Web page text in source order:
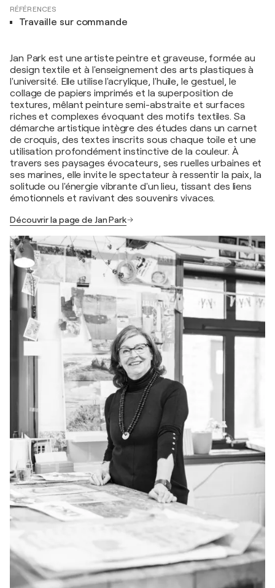
RÉFÉRENCES
Travaille sur commande
Jan Park est une artiste peintre et graveuse, formée au
design textile et à l'enseignement des arts plastiques à
l'université. Elle utilise l'acrylique, l'huile, le gestuel, le
collage de papiers imprimés et la superposition de
textures, mêlant peinture semi-abstraite et surfaces
riches et complexes évoquant des motifs textiles. Sa
démarche artistique intègre des études dans un carnet
de croquis, des textes inscrits sous chaque toile et une
utilisation profondément instinctive de la couleur. À
travers ses paysages évocateurs, ses ruelles urbaines et
ses marines, elle invite le spectateur à ressentir la paix, la
solitude ou l'énergie vibrante d'un lieu, tissant des liens
émotionnels et ravivant des souvenirs vivaces.
Découvrir la page de Jan Park